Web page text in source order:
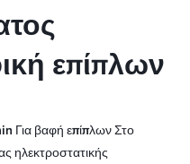
επίπλων
επίπλων
Για βαφή επίπλων Στο
ηλεκτροστατικής